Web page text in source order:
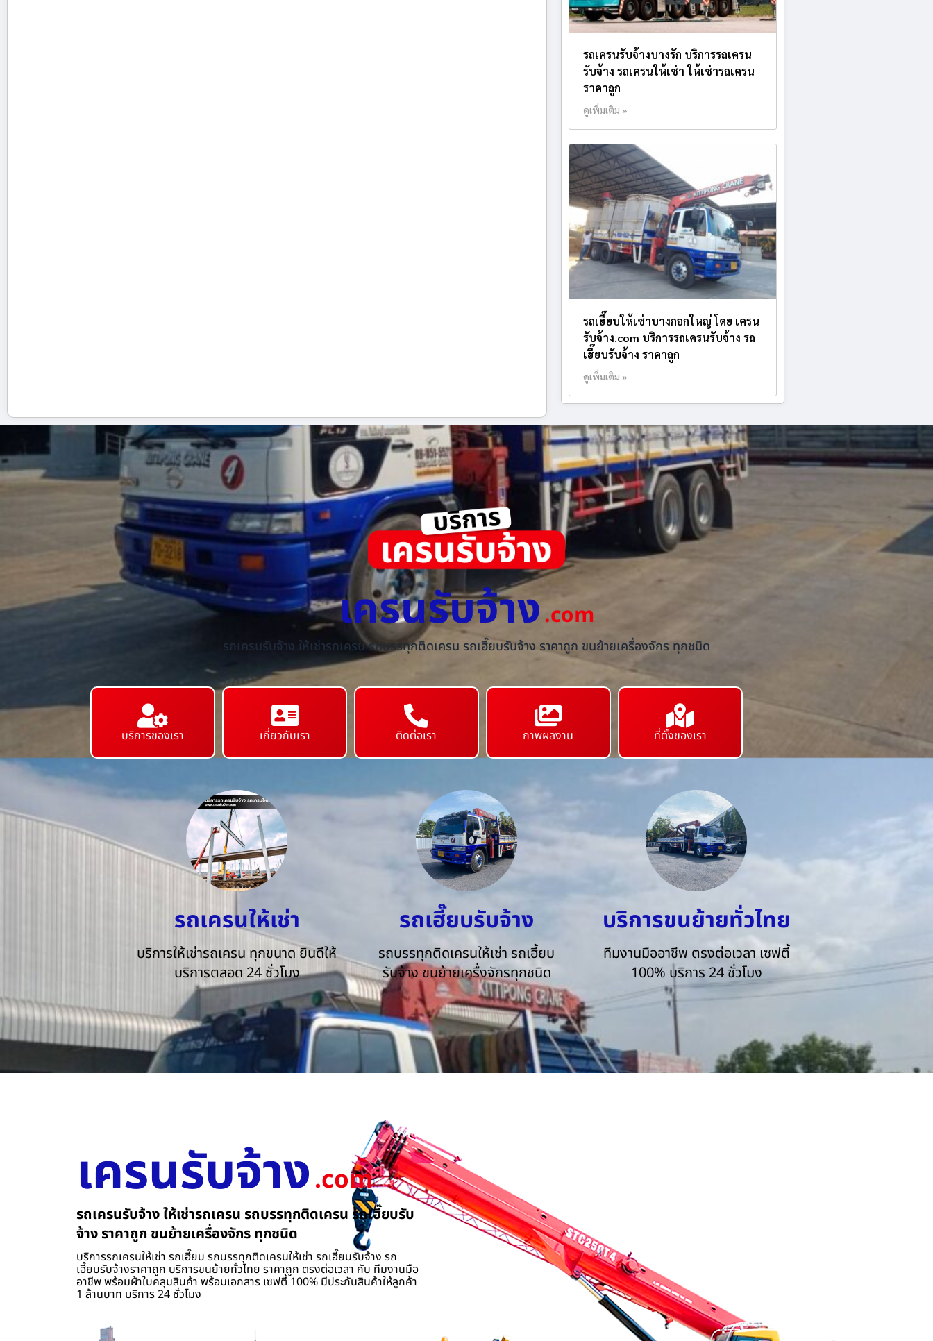
รถเครนรับจ้างบางรัก บริการรถเครน
รับจ้าง รถเครนให้เช่า ให้เช่ารถเครน
ราคาถูก
ดูเพิ่มเติม »
รถเฮี๊ยบให้เช่าบางกอกใหญ่ โดย เครน
รับจ้าง.com บริการรถเครนรับจ้าง รถ
เฮี๊ยบรับจ้าง ราคาถูก
ดูเพิ่มเติม »
เครนรับจ้าง.com
รถเครนรับจ้าง ให้เช่ารถเครน รถบรรทุกติดเครน รถเฮี๊ยบรับจ้าง ราคาถูก ขนย้ายเครื่องจักร ทุกชนิด
บริการของเรา เกี่ยวกับเรา ติดต่อเรา ภาพผลงาน ที่ตั้งของเรา
รถเครนให้เช่า
บริการให้เช่ารถเครน ทุกขนาด ยินดีให้
บริการตลอด 24 ชั่วโมง
รถเฮี๊ยบรับจ้าง
รถบรรทุกติดเครนให้เช่า รถเฮี้ยบ
รับจ้าง ขนย้ายเครื่งจักรทุกชนิด
บริการขนย้ายทั่วไทย
ทีมงานมืออาชีพ ตรงต่อเวลา เซฟตี้
100% บริการ 24 ชั่วโมง
เครนรับจ้าง.com
รถเครนรับจ้าง ให้เช่ารถเครน รถบรรทุกติดเครน รถเฮี๊ยบรับ
จ้าง ราคาถูก ขนย้ายเครื่องจักร ทุกชนิด
บริการรถเครนให้เช่า รถเฮี๊ยบ รถบรรทุกติดเครนให้เช่า รถเฮี๊ยบรับจ้าง รถ
เฮี้ยบรับจ้างราคาถูก บริการขนย้ายทั่วไทย ราคาถูก ตรงต่อเวลา กับ ทีมงานมือ
อาชีพ พร้อมผ้าใบคลุมสินค้า พร้อมเอกสาร เซฟตี้ 100% มีประกันสินค้าให้ลูกค้า
1 ล้านบาท บริการ 24 ชั่วโมง